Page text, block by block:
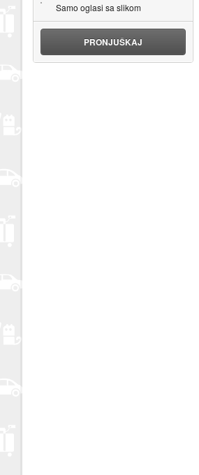
Samo oglasi sa slikom
PRONJUŠKAJ